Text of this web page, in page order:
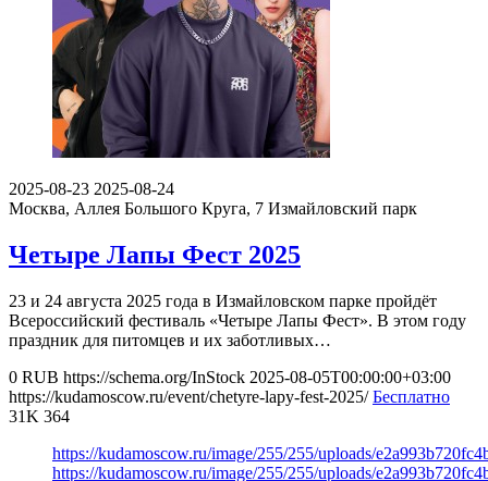
2025-08-23 2025-08-24
Москва, Аллея Большого Круга, 7 Измайловский парк
Четыре Лапы Фест 2025
23 и 24 августа 2025 года в Измайловском парке пройдёт
Всероссийский фестиваль «Четыре Лапы Фест». В этом году
праздник для питомцев и их заботливых…
0 RUB https://schema.org/InStock 2025-08-05T00:00:00+03:00
https://kudamoscow.ru/event/chetyre-lapy-fest-2025/ Бесплатно
31K 364
https://kudamoscow.ru/image/255/255/uploads/
https://kudamoscow.ru/image/255/255/uploads/